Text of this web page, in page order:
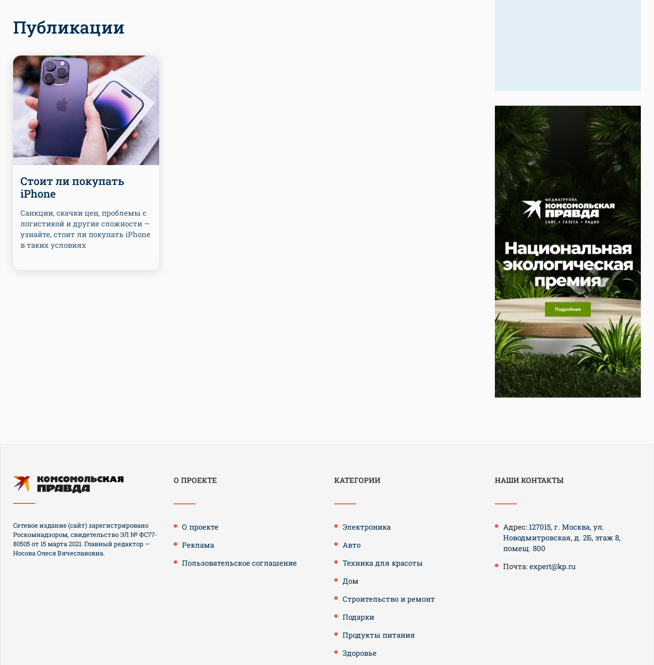
Публикации
Стоит ли покупать
iPhone
Санкции, скачки цен, проблемы с
логистикой и другие сложности —
узнайте, стоит ли покупать iPhone
в таких условиях
О ПРОЕКТЕ
О проекте
Реклама
Пользовательское соглашение
КАТЕГОРИИ
Электроника
Авто
Техника для красоты
Дом
Строительство и ремонт
Подарки
Продукты питания
Здоровье
НАШИ КОНТАКТЫ
Адрес: 127015, г. Москва, ул.
Новодмитровская, д. 2Б, этаж 8,
помещ. 800
Почта: expert@kp.ru
Сетевое издание (сайт) зарегистрировано
Роскомнадзором, свидетельство ЭЛ № ФС77-
80505 от 15 марта 2021. Главный редактор —
Носова Олеся Вячеславовна.